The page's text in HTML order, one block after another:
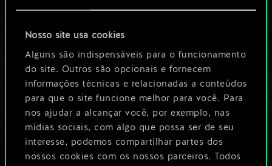
Nosso site usa cookies
Alguns são indispensáveis para o funcionamento
do site. Outros são opcionais e fornecem
informações técnicas e relacionadas a conteúdos
para que o site funcione melhor para você. Para
nos ajudar a alcançar você, por exemplo, nas
mídias sociais, com algo que possa ser de seu
interesse, podemos compartilhar partes dos
nossos cookies com os nossos parceiros. Todos
compartilhado.
No entanto, dá para
ser muito mais!
Dê um nome para este baralho e crie
um guia